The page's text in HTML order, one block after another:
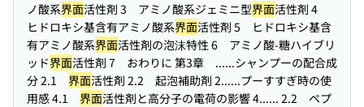
ノ酸系界面活性剤 3 アミノ酸系ジェミニ型界面活性剤 4
ヒドロキシ基含有アミノ酸系界面活性剤 5 ヒドロキシ基含
有アミノ酸系界面活性剤の泡沫特性 6 アミノ酸-糖ハイブリ
ッド界面活性剤 7 おわりに 第3章 ......シャンプーの配合成
分 2.1 界面活性剤 2.2 起泡補助剤 2......プーすすぎ時の使
用感 4.1 界面活性剤と高分子の電荷の影響 4...... 2.2 ペプ